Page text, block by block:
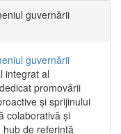
guvernării
guvernării
integrat al
promovării
și sprijinului
colaborativă și
de referință